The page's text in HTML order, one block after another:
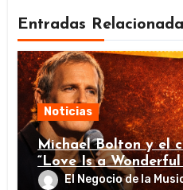
Entradas
Noticias
Michael Bolton y el
“Love Is a Wonderful
El Negocio de la